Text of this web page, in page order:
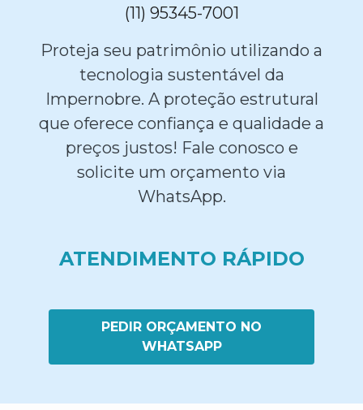
(11) 95345-7001
Proteja seu patrimônio utilizando a
tecnologia sustentável da
Impernobre. A proteção estrutural
que oferece confiança e qualidade a
preços justos! Fale conosco e
solicite um orçamento via
WhatsApp.
ATENDIMENTO RÁPIDO
PEDIR ORÇAMENTO NO
WHATSAPP